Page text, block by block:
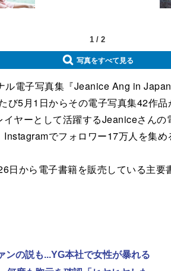
1 / 2
写真をすべて見る
電子写真集『Jeanice Ang in
5月1日からその電子写真集42作
ヤーとして活躍するJeaniceさん
でフォロワー17万人を集め
から電子書籍を販売している主要
の説も...YG本社で女性が暴れる